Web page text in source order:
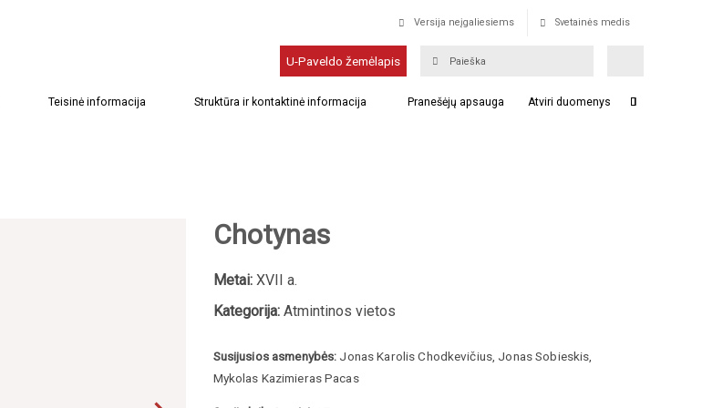
Versija neįgaliesiems Svetainės medis
U-Paveldo žemėlapis
Teisinė informacija Struktūra ir kontaktinė informacija Pranešėjų apsauga Atviri duomenys
Chotynas
Metai:XVII a.
Kategorija:Atmintinos vietos
Susijusios asmenybės: Jonas Karolis Chodkevičius, Jonas Sobieskis,
Mykolas Kazimieras Pacas